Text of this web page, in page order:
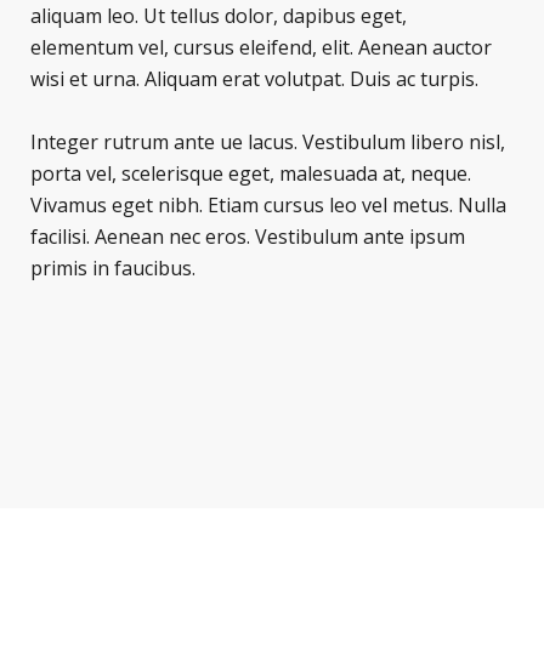
aliquam leo. Ut tellus dolor, dapibus eget,
elementum vel, cursus eleifend, elit. Aenean auctor
wisi et urna. Aliquam erat volutpat. Duis ac turpis.
Integer rutrum ante ue lacus. Vestibulum libero nisl,
porta vel, scelerisque eget, malesuada at, neque.
Vivamus eget nibh. Etiam cursus leo vel metus. Nulla
facilisi. Aenean nec eros. Vestibulum ante ipsum
primis in faucibus.